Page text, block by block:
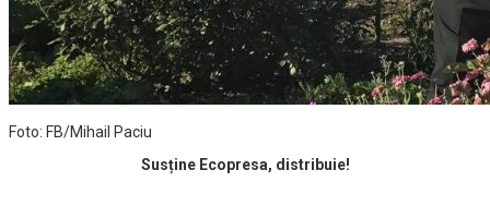
Foto: FB/Mihail Paciu
Susține Ecopresa, distribuie!